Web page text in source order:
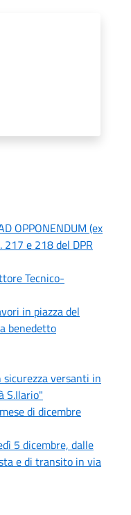
OPPONENDUM (ex
e 218 del DPR
Tecnico-
in piazza del
benedetto
sicurezza versanti in
S.Ilario"
di dicembre
5 dicembre, dalle
e di transito in via